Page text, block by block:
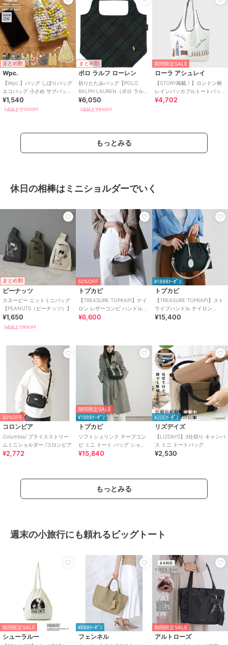
まとめ割
Wpc.
【Wpc.】バッグ しぼりバッグ
エコバッグ 小さめ サブバッグ
コンパクト 洗濯可能 レディ
ース
¥1,540
2点以上で10%OFF
まとめ割
ポロ ラルフ ローレン
折りたたみバッグ【POLO
RALPH LAUREN（ポロ ラルフ
ローレン）】
¥6,050
3点以上で8%OFF
期間限定SALE
ローラ アシュレイ
【STORY掲載！】ロンドン柄
レインパッカブルトートバッ
グ
¥4,702
もっとみる
休日の相棒はミニショルダーでいく
まとめ割
ピーナッツ
スヌーピー ニットミニバッグ
【PEANUTS（ピーナッツ）】
¥1,650
3点以上で8%OFF
50%OFF
トプカピ
【TREASURE TOPKAPI】ナイ
ロン レザーコンビ ハンドルオ
ープン ミニ ショルダーバッグ
¥6,600
¥1888ｸｰﾎﾟﾝ
トプカピ
【TREASURE TOPKAPI】スト
ライプハンドル ナイロン
2way ミニ トートバッグ
¥15,400
30%OFF
コロンビア
Columbia/ プライスストリー
ムミニショルダー /コロンビア
¥2,772
期間限定SALE
¥1888ｸｰﾎﾟﾝ
トプカピ
ソフトシュリンク テープコン
ビ ミニ トート バッグ ショル
ダーベルト付
¥15,840
¥200ｸｰﾎﾟﾝ
リズデイズ
【LIZDAYS】3仕切り キャンバ
ス ミニ トートバッグ
¥2,530
もっとみる
週末の小旅行にも頼れるビッグトート
期間限定SALE
シューラルー
¥888ｸｰﾎﾟﾝ
フェンネル
期間限定SALE
アルトローズ